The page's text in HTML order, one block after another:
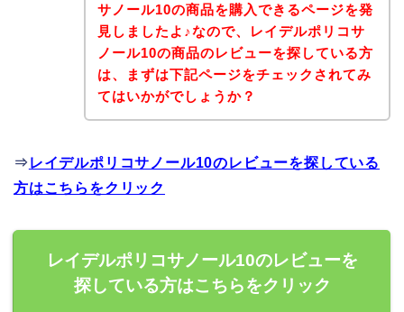
サノール10の商品を購入できるページを発
見しましたよ♪なので、レイデルポリコサ
ノール10の商品のレビューを探している方
は、まずは下記ページをチェックされてみ
てはいかがでしょうか？
⇒ レイデルポリコサノール10のレビューを探している
方はこちらをクリック
レイデルポリコサノール10のレビューを
探している方はこちらをクリック